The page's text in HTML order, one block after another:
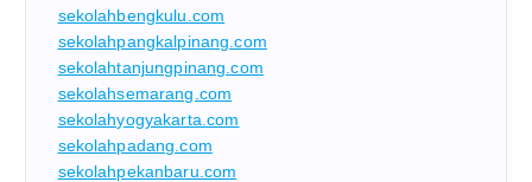
sekolahbengkulu.com
sekolahpangkalpinang.com
sekolahtanjungpinang.com
sekolahsemarang.com
sekolahyogyakarta.com
sekolahpadang.com
sekolahpekanbaru.com